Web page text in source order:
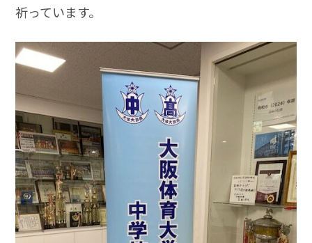
祈っています。